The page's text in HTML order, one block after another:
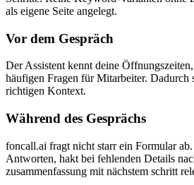
als eigene Seite angelegt.
Vor dem Gespräch
Der Assistent kennt deine
häufigen Fragen für Mitarbeiter. Dadurch
richtigen Kontext.
Während des Gesprächs
foncall.ai fragt nicht starr ein Formular
Antworten, hakt bei fehlenden Details
zusammenfassung mit nächstem schritt